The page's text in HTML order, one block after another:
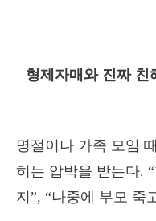
형제자매와 진짜 친
명절이나 가족 모임
히는 압박을 받는다.
지”, “나중에 부모 죽